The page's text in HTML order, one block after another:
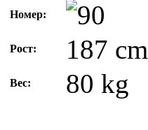
Номер:
Рост: 187 cm
Вес: 80 kg